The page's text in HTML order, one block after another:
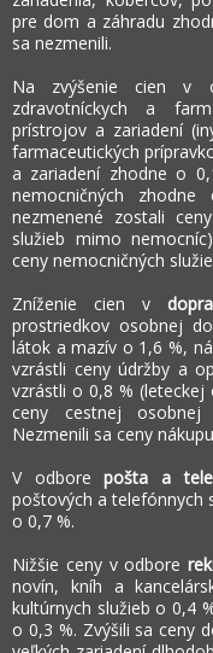
pre dom a záhradu
sa nezmenili.
Na zvýšenie cien v
zdravotníckych a
prístrojov a zariadení
farmaceutických
a zariadení zhodne o
nemocničných
nezmenené zostali
služieb mimo
ceny nemocničných
Zníženie cien v
prostriedkov osobnej
látok a mazív o 1,6 %,
vzrástli ceny údržby a
vzrástli o 0,8 %
ceny cestnej osobnej
Nezmenili sa ceny
V odborepošta a
poštových a telefónnych
o 0,7 %.
Nižšie ceny v odbore
novín, kníh a
kultúrnych služieb o 0,4
o 0,3 %. Zvýšili sa ceny